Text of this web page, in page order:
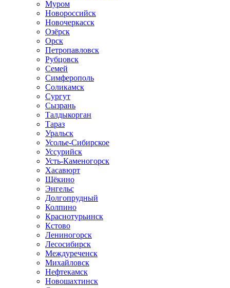
Муром
Новороссийск
Новочеркасск
Озёрск
Орск
Петропавловск
Рубцовск
Семей
Симферополь
Соликамск
Сургут
Сызрань
Талдыкорган
Тараз
Уральск
Усолье-Сибирское
Уссурийск
Усть-Каменогорск
Хасавюрт
Щёкино
Энгельс
Долгопрудный
Колпино
Краснотурьинск
Кстово
Лениногорск
Лесосибирск
Междуреченск
Михайловск
Нефтекамск
Новошахтинск